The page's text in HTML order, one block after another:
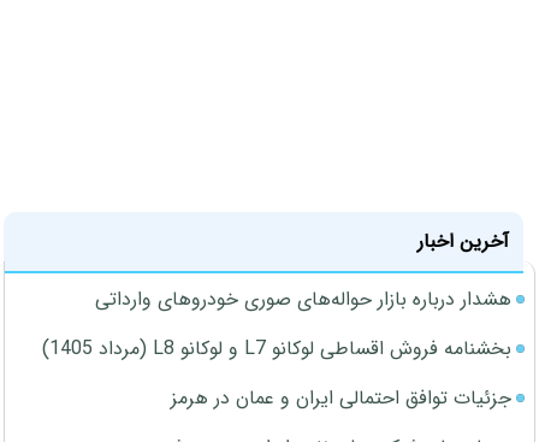
آخرین اخبار
هشدار درباره بازار حواله‌های صوری خودروهای وارداتی
بخشنامه فروش اقساطی لوکانو L7 و لوکانو L8 (مرداد 1405)
جزئیات توافق احتمالی ایران و عمان در هرمز